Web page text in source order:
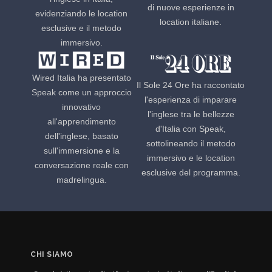
evidenziando le location
esclusive e il metodo
immersivo.
di nuove esperienze in
location italiane.
Wired Italia ha presentato
Speak come un approccio
innovativo
all'apprendimento
dell'inglese, basato
sull'immersione e la
conversazione reale con
madrelingua.
Il Sole 24 Ore ha raccontato
l'esperienza di imparare
l'inglese tra le bellezze
d'Italia con Speak,
sottolineando il metodo
immersivo e le location
esclusive del programma.
CHI SIAMO